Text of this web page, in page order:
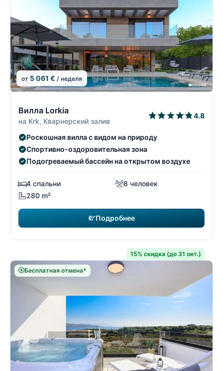
от 5 061 € / неделя
Вилла Lorkia
на Krk, Кварнерский залив
4.8
Роскошная вилла с видом на природу
Спортивно-оздоровительная зона
Подогреваемый бассейн на открытом воздухе
4 спальни
8 человек
280 m²
Подробнее
15% скидка (до 31 окт.)
Бесплатная отмена*